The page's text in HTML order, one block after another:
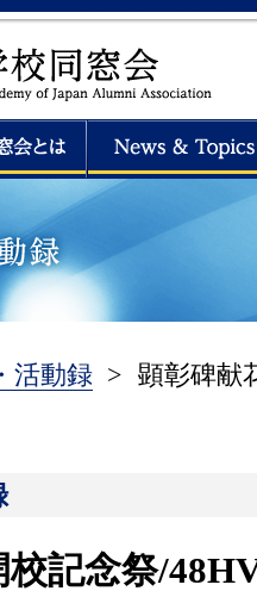
活動録 > 顕彰碑献
記念祭/